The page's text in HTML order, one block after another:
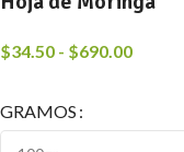
$34.50 - $690.00
GRAMOS